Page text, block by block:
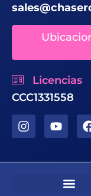
Licencias
CCC1331558